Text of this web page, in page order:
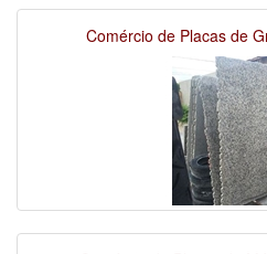
Comércio de Placas de